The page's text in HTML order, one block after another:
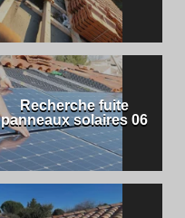
Recherche fuite
panneaux solaires 06